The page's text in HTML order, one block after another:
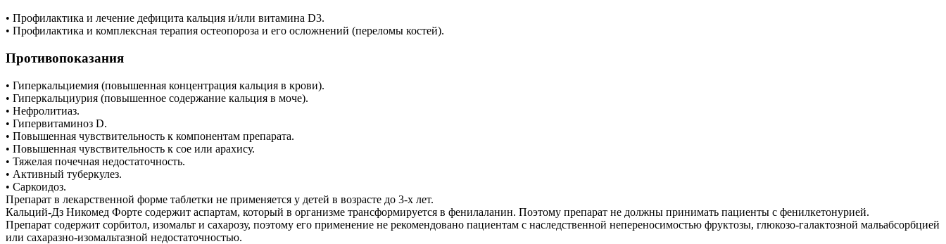
• Профилактика и лечение дефицита кальция и/или витамина D3.
• Профилактика и комплексная терапия остеопороза и его осложнений (переломы костей).
Противопоказания
• Гиперкальциемия (повышенная концентрация кальция в крови).
• Гиперкальциурия (повышенное содержание кальция в моче).
• Нефролитиаз.
• Гипервитаминоз D.
• Повышенная чувствительность к компонентам препарата.
• Повышенная чувствительность к сое или арахису.
• Тяжелая почечная недостаточность.
• Активный туберкулез.
• Саркоидоз.
Препарат в лекарственной форме таблетки не применяется у детей в возрасте до 3-х лет.
Кальций-Дз Никомед Форте содержит аспартам, который в организме трансформируется в фенилаланин. Поэтому препарат не должны принимать пациенты с фенилкетонурией.
Препарат содержит сорбитол, изомальт и сахарозу, поэтому его применение не рекомендовано пациентам с наследственной непереносимостью фруктозы, глюкозо-галактозной мальабсорбцией
или сахаразно-изомальтазной недостаточностью.